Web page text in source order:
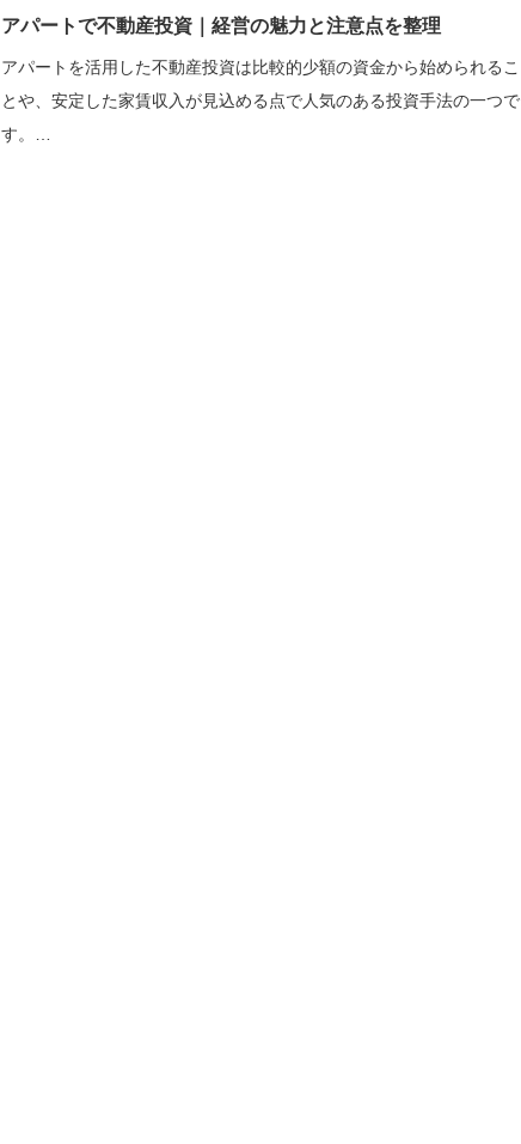
アパートで不動産投資｜経営の魅力と注意点を整理
アパートを活用した不動産投資は比較的少額の資金から始められるこ
とや、安定した家賃収入が見込める点で人気のある投資手法の一つで
す。…